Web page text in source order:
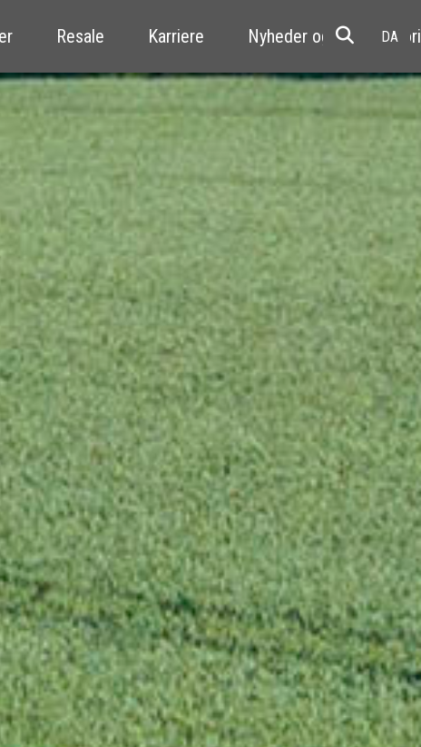
Resale Karriere Nyheder og